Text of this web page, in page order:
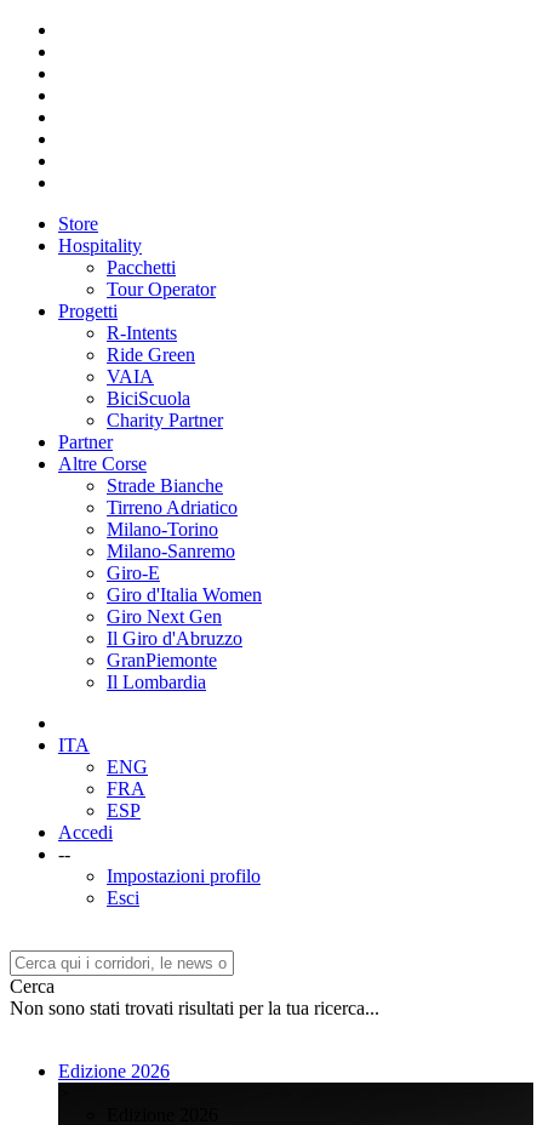
Store
Hospitality
Pacchetti
Tour Operator
Progetti
R-Intents
Ride Green
VAIA
BiciScuola
Charity Partner
Partner
Altre Corse
Strade Bianche
Tirreno Adriatico
Milano-Torino
Milano-Sanremo
Giro-E
Giro d'Italia Women
Giro Next Gen
Il Giro d'Abruzzo
GranPiemonte
Il Lombardia
ITA
ENG
FRA
ESP
Accedi
--
Impostazioni profilo
Esci
Cerca
Non sono stati trovati risultati per la tua ricerca...
Edizione 2026